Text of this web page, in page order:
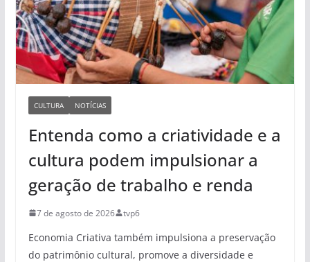
CULTURA NOTÍCIAS
Entenda como a criatividade e a
cultura podem impulsionar a
geração de trabalho e renda
7 de agosto de 2026 tvp6
Economia Criativa também impulsiona a preservação
do patrimônio cultural, promove a diversidade e